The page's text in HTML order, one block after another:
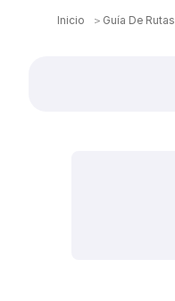
Inicio ＞ Guía De Rutas